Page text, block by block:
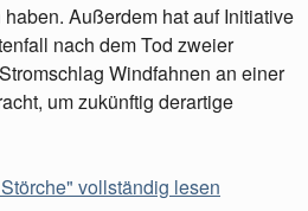
Außerdem hat auf Initiative
nach dem Tod zweier
Windfahnen an einer
um zukünftig derartige
vollständig lesen